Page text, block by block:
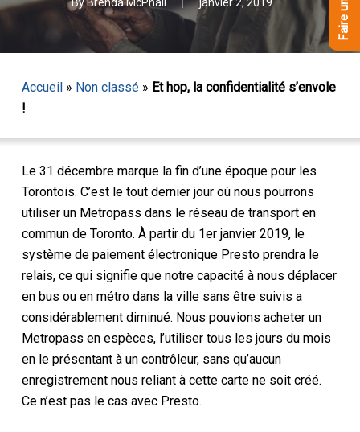
Accueil» Non classé» Et hop, la confidentialité s’envole
!
Le 31 décembre marque la fin d’une époque pour les
Torontois. C’est le tout dernier jour où nous pourrons
utiliser un Metropass dans le réseau de transport en
commun de Toronto. À partir du 1er janvier 2019, le
système de paiement électronique Presto prendra le
relais, ce qui signifie que notre capacité à nous déplacer
en bus ou en métro dans la ville sans être suivis a
considérablement diminué. Nous pouvions acheter un
Metropass en espèces, l’utiliser tous les jours du mois
en le présentant à un contrôleur, sans qu’aucun
enregistrement nous reliant à cette carte ne soit créé.
Ce n’est pas le cas avec Presto.